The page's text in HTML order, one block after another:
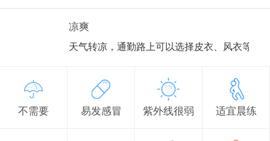
凉爽
天气转凉，通勤路上可以选择皮衣、风衣等防
不需要 易发感冒 紫外线很弱 适宜晨练